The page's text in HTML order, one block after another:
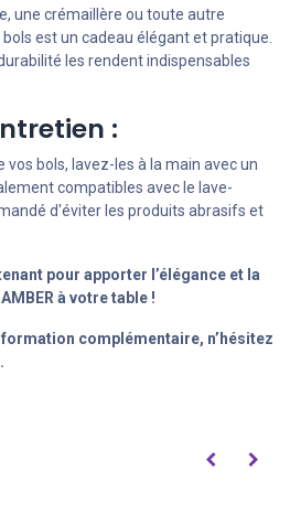
une crémaillère ou toute autre
est un cadeau élégant et pratique.
les rendent indispensables
:
vos bols, lavez-les à la main avec un
compatibles avec le lave-
d'éviter les produits abrasifs et
pour apporter l’élégance et la
à votre table !
complémentaire, n’hésitez